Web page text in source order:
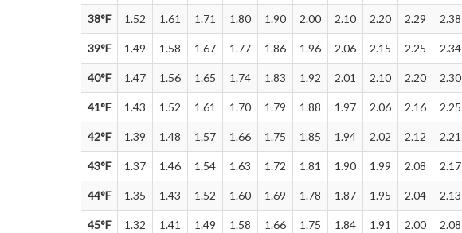
38°F 1.52 1.61 1.71 1.80 1.90 2.00 2.10 2.20 2.29 2.38
39°F 1.49 1.58 1.67 1.77 1.86 1.96 2.06 2.15 2.25 2.34
40°F 1.47 1.56 1.65 1.74 1.83 1.92 2.01 2.10 2.20 2.30
41°F 1.43 1.52 1.61 1.70 1.79 1.88 1.97 2.06 2.16 2.25
42°F 1.39 1.48 1.57 1.66 1.75 1.85 1.94 2.02 2.12 2.21
43°F 1.37 1.46 1.54 1.63 1.72 1.81 1.90 1.99 2.08 2.17
44°F 1.35 1.43 1.52 1.60 1.69 1.78 1.87 1.95 2.04 2.13
45°F 1.32 1.41 1.49 1.58 1.66 1.75 1.84 1.91 2.00 2.08